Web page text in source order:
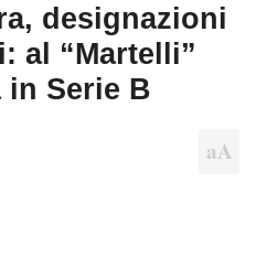
designazioni
al “Martelli”
in Serie B